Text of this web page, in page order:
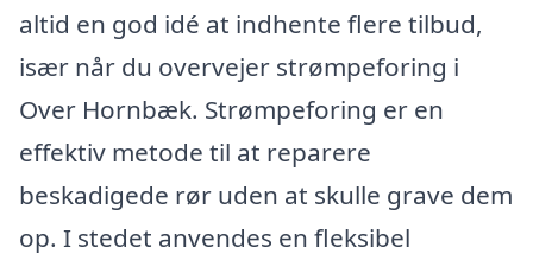
altid en god idé at indhente flere tilbud,
især når du overvejer strømpeforing i
Over Hornbæk. Strømpeforing er en
effektiv metode til at reparere
beskadigede rør uden at skulle grave dem
op. I stedet anvendes en fleksibel